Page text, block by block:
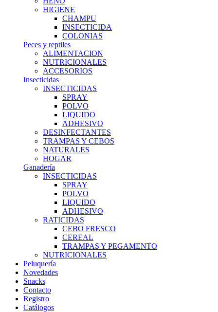
HIGIENE
CHAMPU
INSECTICIDA
COLONIAS
Peces y reptiles
ALIMENTACION
NUTRICIONALES
ACCESORIOS
Insecticidas
INSECTICIDAS
SPRAY
POLVO
LIQUIDO
ADHESIVO
DESINFECTANTES
TRAMPAS Y CEBOS
NATURALES
HOGAR
Ganadería
INSECTICIDAS
SPRAY
POLVO
LIQUIDO
ADHESIVO
RATICIDAS
CEBO FRESCO
CEREAL
TRAMPAS Y PEGAMENTO
NUTRICIONALES
Peluquería
Novedades
Snacks
Contacto
Registro
Catálogos